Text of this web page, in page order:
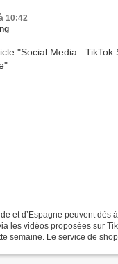
10:42
et d’Espagne peuvent dès
les vidéos proposées sur
semaine. Le service de